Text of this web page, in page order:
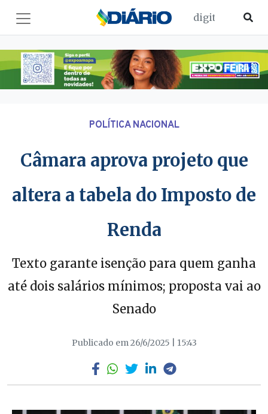
POLÍTICA NACIONAL
Câmara aprova projeto que
altera a tabela do Imposto de
Renda
Texto garante isenção para quem ganha
até dois salários mínimos; proposta vai ao
Senado
Publicado em 26/6/2025 | 15:43